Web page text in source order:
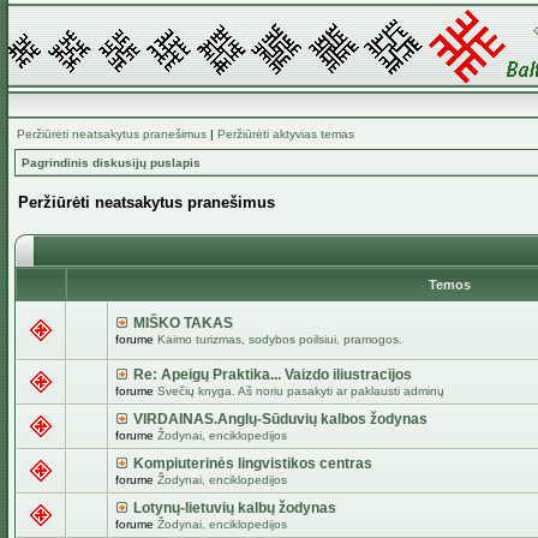
Peržiūrėti neatsakytus pranešimus | Peržiūrėti aktyvias temas
Pagrindinis diskusijų puslapis
Peržiūrėti neatsakytus pranešimus
Temos
MIŠKO TAKAS
forume Kaimo turizmas, sodybos poilsiui, pramogos.
Re: Apeigų Praktika... Vaizdo iliustracijos
forume Svečių knyga. Aš noriu pasakyti ar paklausti adminų
VIRDAINAS.Anglų-Sūduvių kalbos žodynas
forume Žodynai, enciklopedijos
Kompiuterinės lingvistikos centras
forume Žodynai, enciklopedijos
Lotynų-lietuvių kalbų žodynas
forume Žodynai, enciklopedijos